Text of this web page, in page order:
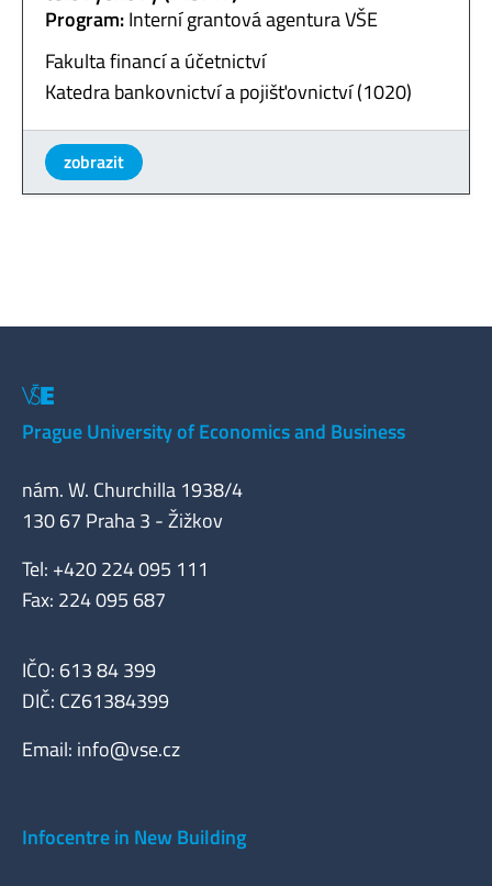
Program:Interní grantová agentura VŠE
Fakulta financí a účetnictví
Katedra bankovnictví a pojišťovnictví (1020)
zobrazit
Prague University of Economics and Business
nám. W. Churchilla 1938/4
130 67 Praha 3 - Žižkov
Tel: +420 224 095 111
Fax: 224 095 687
IČO: 613 84 399
DIČ: CZ61384399
Email: info@vse.cz
Infocentre in New Building